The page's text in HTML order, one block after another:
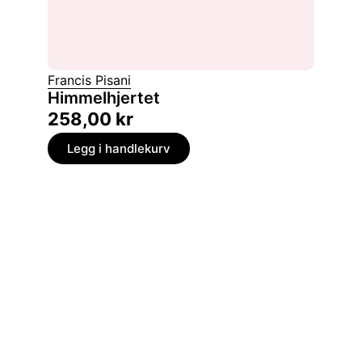
Francis Pisani
Himmelhjertet
258,00 kr
Legg i handlekurv